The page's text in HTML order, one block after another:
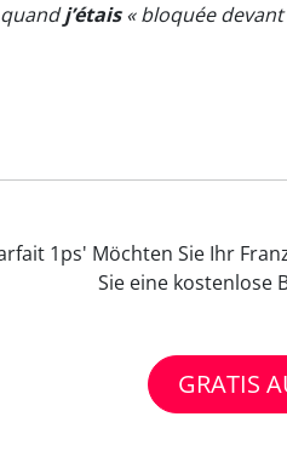
j’étais« bloquée devant
1ps' Möchten Sie Ihr
Sie eine kostenlose
GRATIS